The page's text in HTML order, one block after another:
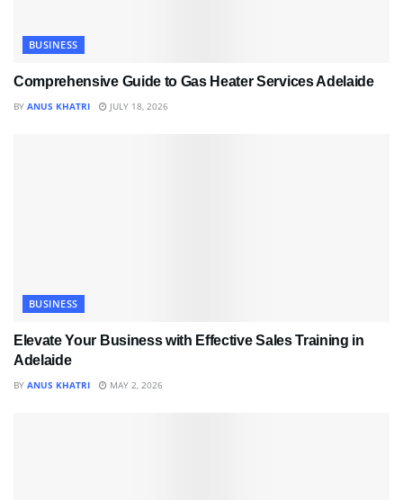
BUSINESS
Comprehensive Guide to Gas Heater Services Adelaide
BY ANUS KHATRI JULY 18, 2026
BUSINESS
Elevate Your Business with Effective Sales Training in
Adelaide
BY ANUS KHATRI MAY 2, 2026